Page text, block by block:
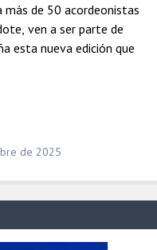
más de 50 acordeonistas
ven a ser parte de
esta nueva edición que
de 2025